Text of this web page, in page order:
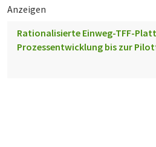
Anzeigen
Rationalisierte Einweg-TFF-
Prozessentwicklung bis zur